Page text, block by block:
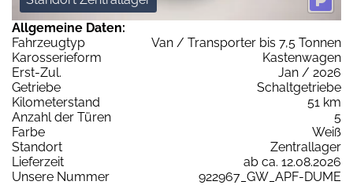
Allgemeine Daten:
Fahrzeugtyp
Van / Transporter bis 7,5 Tonnen
Karosserieform
Kastenwagen
Erst-Zul.
Jan / 2026
Getriebe
Schaltgetriebe
Kilometerstand
51 km
Anzahl der Türen
5
Farbe
Weiß
Standort
Zentrallager
Lieferzeit
ab ca. 12.08.2026
Unsere Nummer
922967_GW_APF-DUME